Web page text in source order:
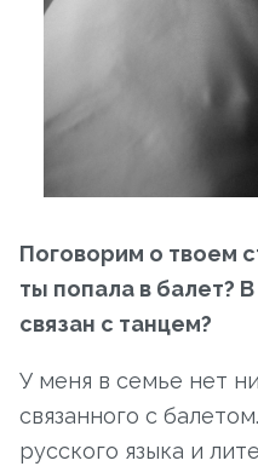
Поговорим о твоем
ты попала в балет?
связан с танцем?
У меня в семье нет
связанного с
русского языка и